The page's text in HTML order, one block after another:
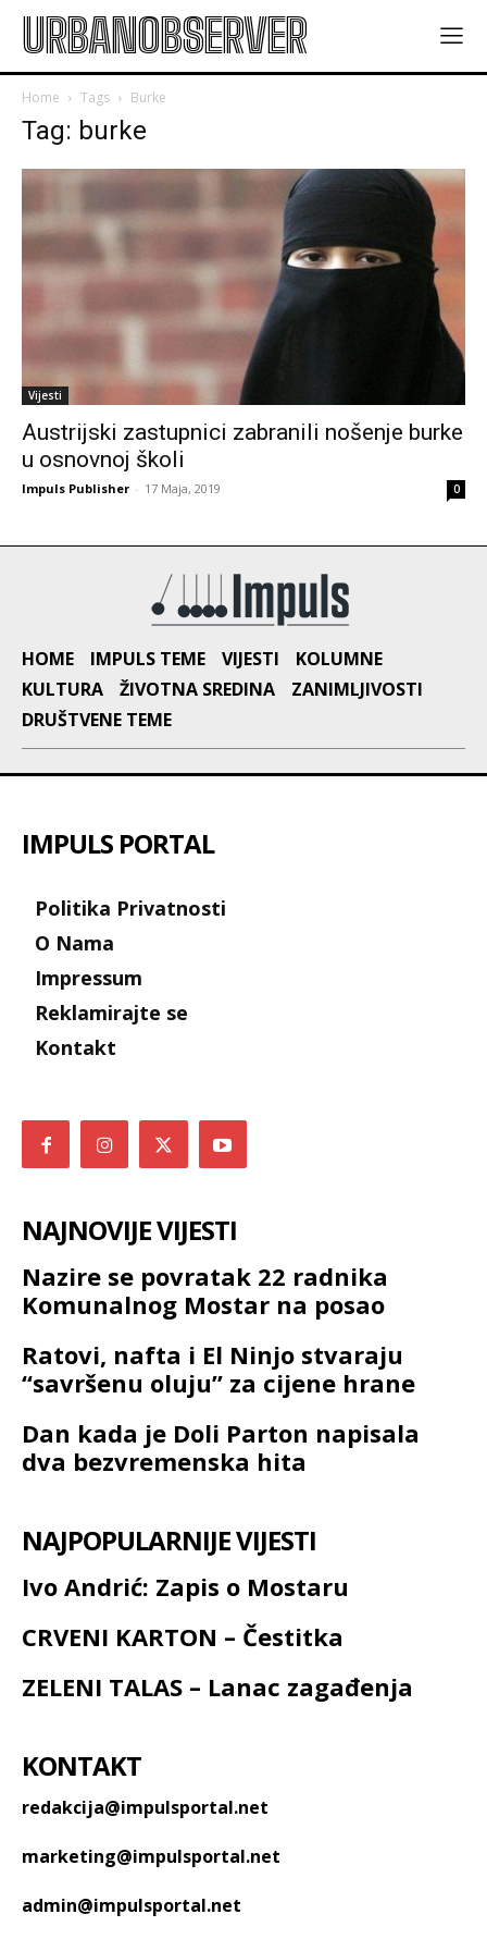
URBANOBSERVER
Home Tags Burke
Tag: burke
Vijesti
Austrijski zastupnici zabranili nošenje burke
u osnovnoj školi
Impuls Publisher - 17 Maja, 2019 0
HOME IMPULS TEME VIJESTI
KOLUMNE
KULTURA
ŽIVOTNA SREDINA
ZANIMLJIVOSTI
DRUŠTVENE TEME
IMPULS PORTAL
Politika Privatnosti
O Nama
Impressum
Reklamirajte se
Kontakt
NAJNOVIJE VIJESTI
Nazire se povratak 22 radnika
Komunalnog Mostar na posao
Ratovi, nafta i El Ninjo stvaraju
“savršenu oluju” za cijene hrane
Dan kada je Doli Parton napisala
dva bezvremenska hita
NAJPOPULARNIJE VIJESTI
Ivo Andrić: Zapis o Mostaru
CRVENI KARTON – Čestitka
ZELENI TALAS – Lanac zagađenja
KONTAKT
redakcija@impulsportal.net
marketing@impulsportal.net
admin@impulsportal.net